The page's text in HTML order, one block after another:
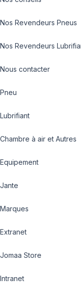
Nos Revendeurs Pneus
Nos Revendeurs
Nous contacter
Pneu
Lubrifiant
Chambre à air et Autres
Equipement
Jante
Marques
Extranet
Jomaa Store
Intranet